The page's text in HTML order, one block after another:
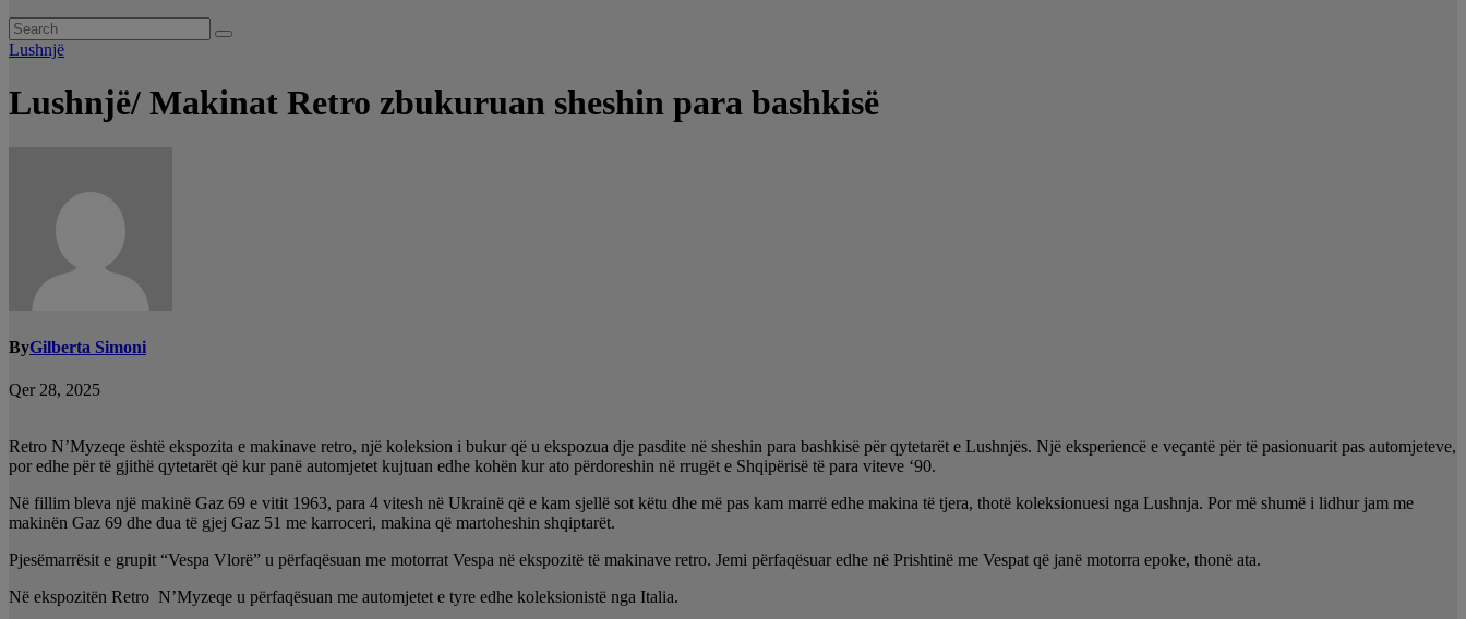
Lushnjë
Lushnjë/ Makinat Retro zbukuruan sheshin para bashkisë
ByGilberta Simoni
Qer 28, 2025
Retro N’Myzeqe është ekspozita e makinave retro, një koleksion i bukur që u ekspozua dje pasdite në sheshin para bashkisë për qytetarët e Lushnjës. Një eksperiencë e veçantë për të pasionuarit pas automjeteve,
por edhe për të gjithë qytetarët që kur panë automjetet kujtuan edhe kohën kur ato përdoreshin në rrugët e Shqipërisë të para viteve ‘90.
Në fillim bleva një makinë Gaz 69 e vitit 1963, para 4 vitesh në Ukrainë që e kam sjellë sot këtu dhe më pas kam marrë edhe makina të tjera, thotë koleksionuesi nga Lushnja. Por më shumë i lidhur jam me
makinën Gaz 69 dhe dua të gjej Gaz 51 me karroceri, makina që martoheshin shqiptarët.
Pjesëmarrësit e grupit “Vespa Vlorë” u përfaqësuan me motorrat Vespa në ekspozitë të makinave retro. Jemi përfaqësuar edhe në Prishtinë me Vespat që janë motorra epoke, thonë ata.
Në ekspozitën Retro N’Myzeqe u përfaqësuan me automjetet e tyre edhe koleksionistë nga Italia.